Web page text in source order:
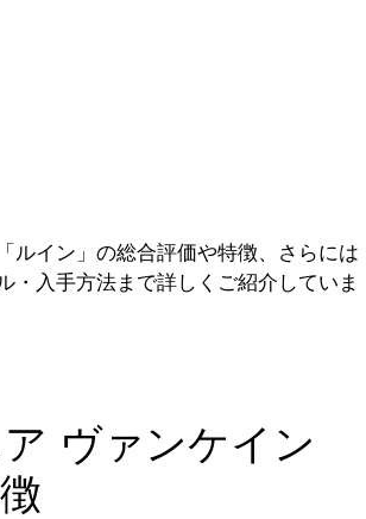
ルイン」の総合評価や特徴、さらには
・入手方法まで詳しくご紹介していま
ヴァンケイン